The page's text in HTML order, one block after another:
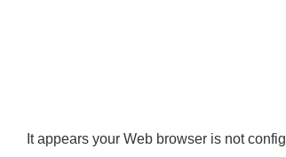
It appears your Web browser is not